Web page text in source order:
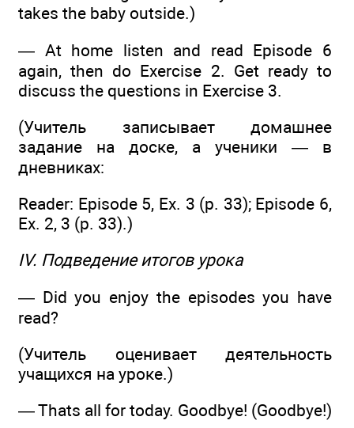
takes the baby outside.)
— At home listen and read Episode 6
again, then do Exercise 2. Get ready to
discuss the questions in Exercise 3.
(Учитель записывает домашнее
задание на доске, а ученики — в
дневниках:
Reader: Episode 5, Ex. 3 (р. 33); Episode 6,
Ex. 2, 3 (p. 33).)
IV. Подведение итогов урока
— Did you enjoy the episodes you have
read?
(Учитель оценивает деятельность
учащихся на уроке.)
— Thats all for today. Goodbye! (Goodbye!)